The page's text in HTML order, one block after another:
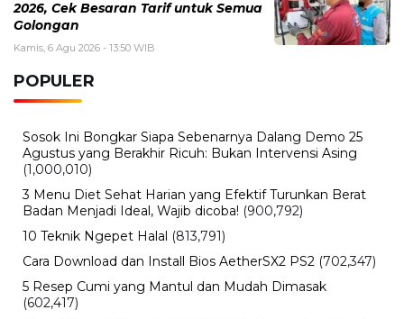
2026, Cek Besaran Tarif untuk Semua
Golongan
Kamis, 6 Agu 2026 - 13:50 WIB
POPULER
Sosok Ini Bongkar Siapa Sebenarnya Dalang Demo 25
Agustus yang Berakhir Ricuh: Bukan Intervensi Asing
(1,000,010)
3 Menu Diet Sehat Harian yang Efektif Turunkan Berat
Badan Menjadi Ideal, Wajib dicoba! (900,792)
10 Teknik Ngepet Halal (813,791)
Cara Download dan Install Bios AetherSX2 PS2 (702,347)
5 Resep Cumi yang Mantul dan Mudah Dimasak
(602,417)